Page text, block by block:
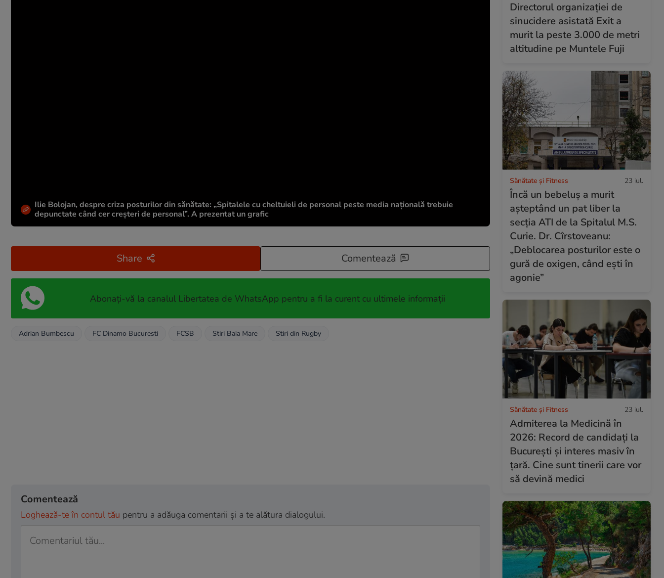
Ilie Bolojan, despre criza posturilor din sănătate: „Spitalele cu cheltuieli de personal peste media națională trebuie
depunctate când cer creșteri de personal”. A prezentat un grafic
Share Comentează
Abonați-vă la canalul Libertatea de WhatsApp pentru a fi la curent cu ultimele informații
Adrian Bumbescu FC Dinamo Bucuresti FCSB Stiri Baia Mare Stiri din Rugby
Comentează
Loghează-te în contul tău pentru a adăuga comentarii și a te alătura dialogului.
Directorul organizației de
sinucidere asistată Exit a
murit la peste 3.000 de metri
altitudine pe Muntele Fuji
Sănătate și Fitness 23 iul.
Încă un bebeluș a murit
așteptând un pat liber la
secția ATI de la Spitalul M.S.
Curie. Dr. Cîrstoveanu:
„Deblocarea posturilor este o
gură de oxigen, când ești în
agonie”
Sănătate și Fitness 23 iul.
Admiterea la Medicină în
2026: Record de candidați la
București și interes masiv în
țară. Cine sunt tinerii care vor
să devină medici